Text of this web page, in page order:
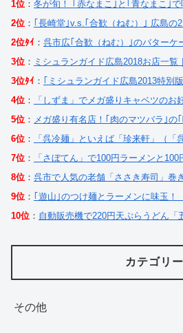
1位 ： 冬が旬！ ｢赤なまこ｣と｢青なまこ｣で
2位 ：
｢長崎堂｣v.s.｢合歓（ねむ）｣ 広島の
2位ﾀｲ ： 呉市広｢合歓（ねむ）｣のバターケ
3位 ： ミシュランガイド広島2018お店一
3位ﾀｲ ：
｢ミシュランガイド広島2013特別
4位 ：
「しずま」でメガ盛りキャベツのお
5位 ： メガ盛り有名店！｢肉のマツバラ｣の
6位 ：
「呉冷麺」といえば「珍来軒」（「
7位 ：
「さぼてん」で100円ラーメンと
8位 ： 呉市で人気の老舗「ささき寿司」巻
9位 ：
｢遊山｣のつけ麺とラーメンに味玉！
10位 ： 自動販売機で220円天ぷらうどん「
カテゴリー
その他